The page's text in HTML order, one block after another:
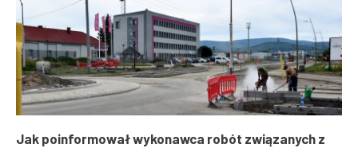
Dzierżoniów
Jak poinformował wykonawca robót związanych z